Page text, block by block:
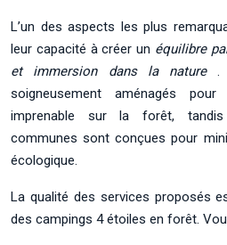
L’un des aspects les plus
leur capacité à créer un équilibre
et immersion dans la nature.
soigneusement aménagés
imprenable sur la forêt,
communes sont conçues pour
écologique.
La qualité des services proposés
des campings 4 étoiles en forêt.